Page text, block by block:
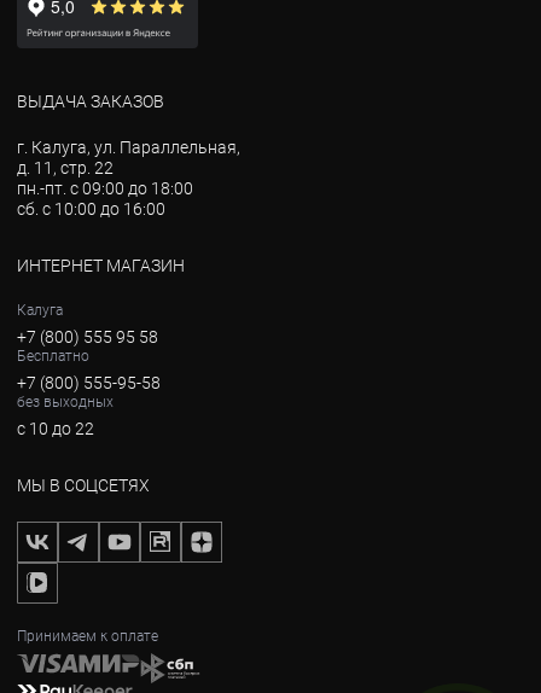
ВЫДАЧА ЗАКАЗОВ
г. Калуга, ул. Параллельная,
д. 11, стр. 22
пн.-пт. с 09:00 до 18:00
сб. с 10:00 до 16:00
ИНТЕРНЕТ МАГАЗИН
Калуга
+7 (800) 555 95 58
Бесплатно
+7 (800) 555-95-58
без выходных
с 10 до 22
МЫ В СОЦСЕТЯХ
Принимаем к оплате